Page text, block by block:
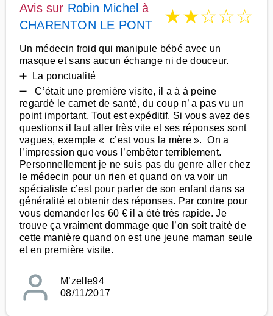
Avis sur Robin Michel à
CHARENTON LE PONT
★★☆☆☆
Un médecin froid qui manipule bébé avec un
masque et sans aucun échange ni de douceur.
➕ La ponctualité
➖ C’était une première visite, il a à à peine
regardé le carnet de santé, du coup n’ a pas vu un
point important. Tout est expéditif. Si vous avez des
questions il faut aller très vite et ses réponses sont
vagues, exemple « c’est vous la mère ». On a
l’impression que vous l’embêter terriblement.
Personnellement je ne suis pas du genre aller chez
le médecin pour un rien et quand on va voir un
spécialiste c’est pour parler de son enfant dans sa
généralité et obtenir des réponses. Par contre pour
vous demander les 60 € il a été très rapide. Je
trouve ça vraiment dommage que l’on soit traité de
cette manière quand on est une jeune maman seule
et en première visite.
M’zelle94
08/11/2017